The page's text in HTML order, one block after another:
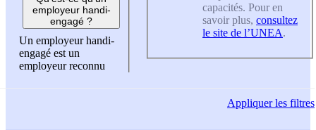
employeur handi-
engagé ?
Un employeur handi-
engagé est un
employeur reconnu
capacités. Pour en
savoir plus, consultez
le site de l’UNEA.
Appliquerles filtres